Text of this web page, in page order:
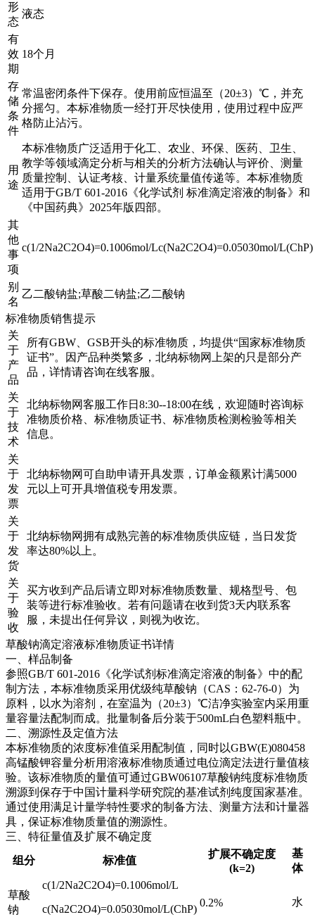
形
态
液态
有
效
期
18个月
存
储
条
件
常温密闭条件下保存。使用前应恒温至（20±3）℃，并充
分摇匀。本标准物质一经打开尽快使用，使用过程中应严
格防止沾污。
用
途
本标准物质广泛适用于化工、农业、环保、医药、卫生、
教学等领域滴定分析与相关的分析方法确认与评价、测量
质量控制、认证考核、计量系统量值传递等。本标准物质
适用于GB/T 601-2016《化学试剂 标准滴定溶液的制备》和
《中国药典》2025年版四部。
其
他
事
项
c(1/2Na2C2O4)=0.1006mol/Lc(Na2C2O4)=0.05030mol/L(ChP)
别
名
乙二酸钠盐;草酸二钠盐;乙二酸钠
标准物质销售提示
关
于
产
品
所有GBW、GSB开头的标准物质，均提供“国家标准物质
证书”。因产品种类繁多，北纳标物网上架的只是部分产
品，详情请咨询在线客服。
关
于
技
术
北纳标物网客服工作日8:30--18:00在线，欢迎随时咨询标
准物质价格、标准物质证书、标准物质检测检验等相关
信息。
关
于
发
票
北纳标物网可自助申请开具发票，订单金额累计满5000
元以上可开具增值税专用发票。
关
于
发
货
北纳标物网拥有成熟完善的标准物质供应链，当日发货
率达80%以上。
关
于
验
收
买方收到产品后请立即对标准物质数量、规格型号、包
装等进行标准验收。若有问题请在收到货3天内联系客
服，未提出任何异议，则视为收讫。
草酸钠滴定溶液标准物质证书详情
一、样品制备
参照GB/T 601-2016《化学试剂标准滴定溶液的制备》中的配
制方法，本标准物质采用优级纯草酸钠（CAS：62-76-0）为
原料，以水为溶剂，在室温为（20±3）℃洁净实验室内采用重
量容量法配制而成。批量制备后分装于500mL白色塑料瓶中。
二、溯源性及定值方法
本标准物质的浓度标准值采用配制值，同时以GBW(E)080458
高锰酸钾容量分析用溶液标准物质通过电位滴定法进行量值核
验。该标准物质的量值可通过GBW06107草酸钠纯度标准物质
溯源到保存于中国计量科学研究院的基准试剂纯度国家基准。
通过使用满足计量学特性要求的制备方法、测量方法和计量器
具，保证标准物质量值的溯源性。
三、特征量值及扩展不确定度
组分
标准值
扩展不确定度
(k=2)
基
体
草酸
钠
c(1/2Na2C2O4)=0.1006mol/L
c(Na2C2O4)=0.05030mol/L(ChP)
0.2% 水